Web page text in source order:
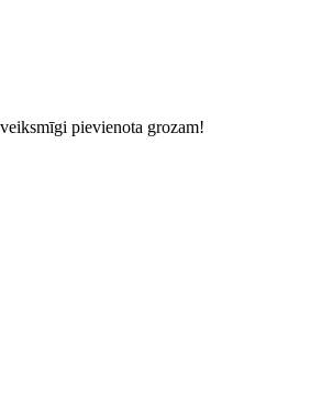
pievienota grozam!